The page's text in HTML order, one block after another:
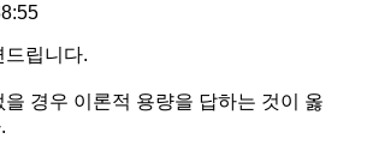
드립니다.
경우 이론적 용량을 답하는 것이 옳